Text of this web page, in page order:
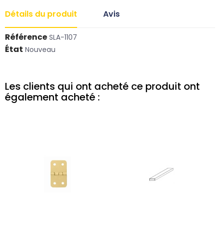
Détails du produit Avis
Référence SLA-1107
État Nouveau
Les clients qui ont acheté ce produit ont
également acheté :